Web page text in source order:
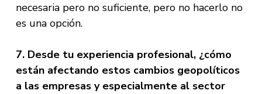
necesaria pero no suficiente, pero no hacerlo no
es una opción.
7. Desde tu experiencia profesional, ¿cómo
están afectando estos cambios geopolíticos
a las empresas y especialmente al sector